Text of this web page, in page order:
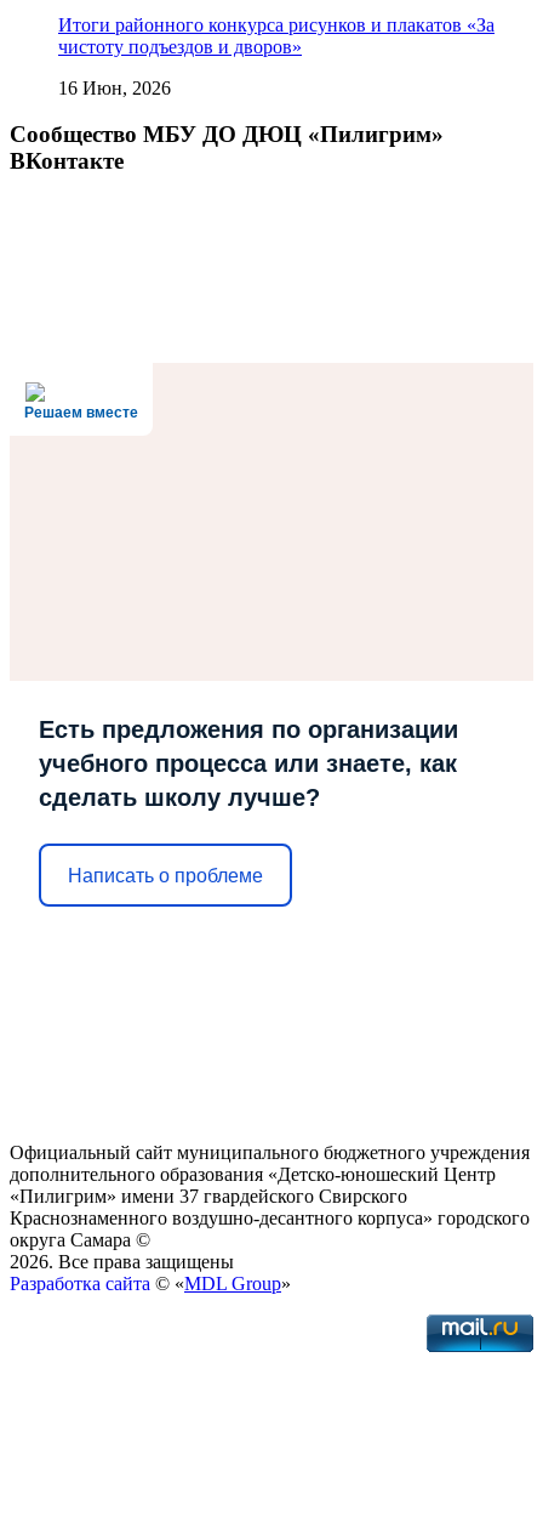
Итоги районного конкурса рисунков и плакатов «За
чистоту подъездов и дворов»
16 Июн, 2026
Сообщество МБУ ДО ДЮЦ «Пилигрим»
ВКонтакте
Решаем вместе
Есть предложения по организации
учебного процесса или знаете, как
сделать школу лучше?
Написать о проблеме
Официальный сайт муниципального бюджетного учреждения
дополнительного образования «Детско-юношеский Центр
«Пилигрим» имени 37 гвардейского Свирского
Краснознаменного воздушно-десантного корпуса» городского
округа Самара ©
2026. Все права защищены
Разработка сайта © «MDL Group»